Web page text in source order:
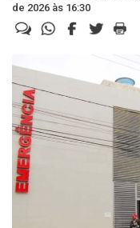
de 2026 às 16:30